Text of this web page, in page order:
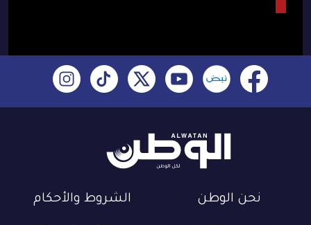
نحن الوطن الشروط والأحكام